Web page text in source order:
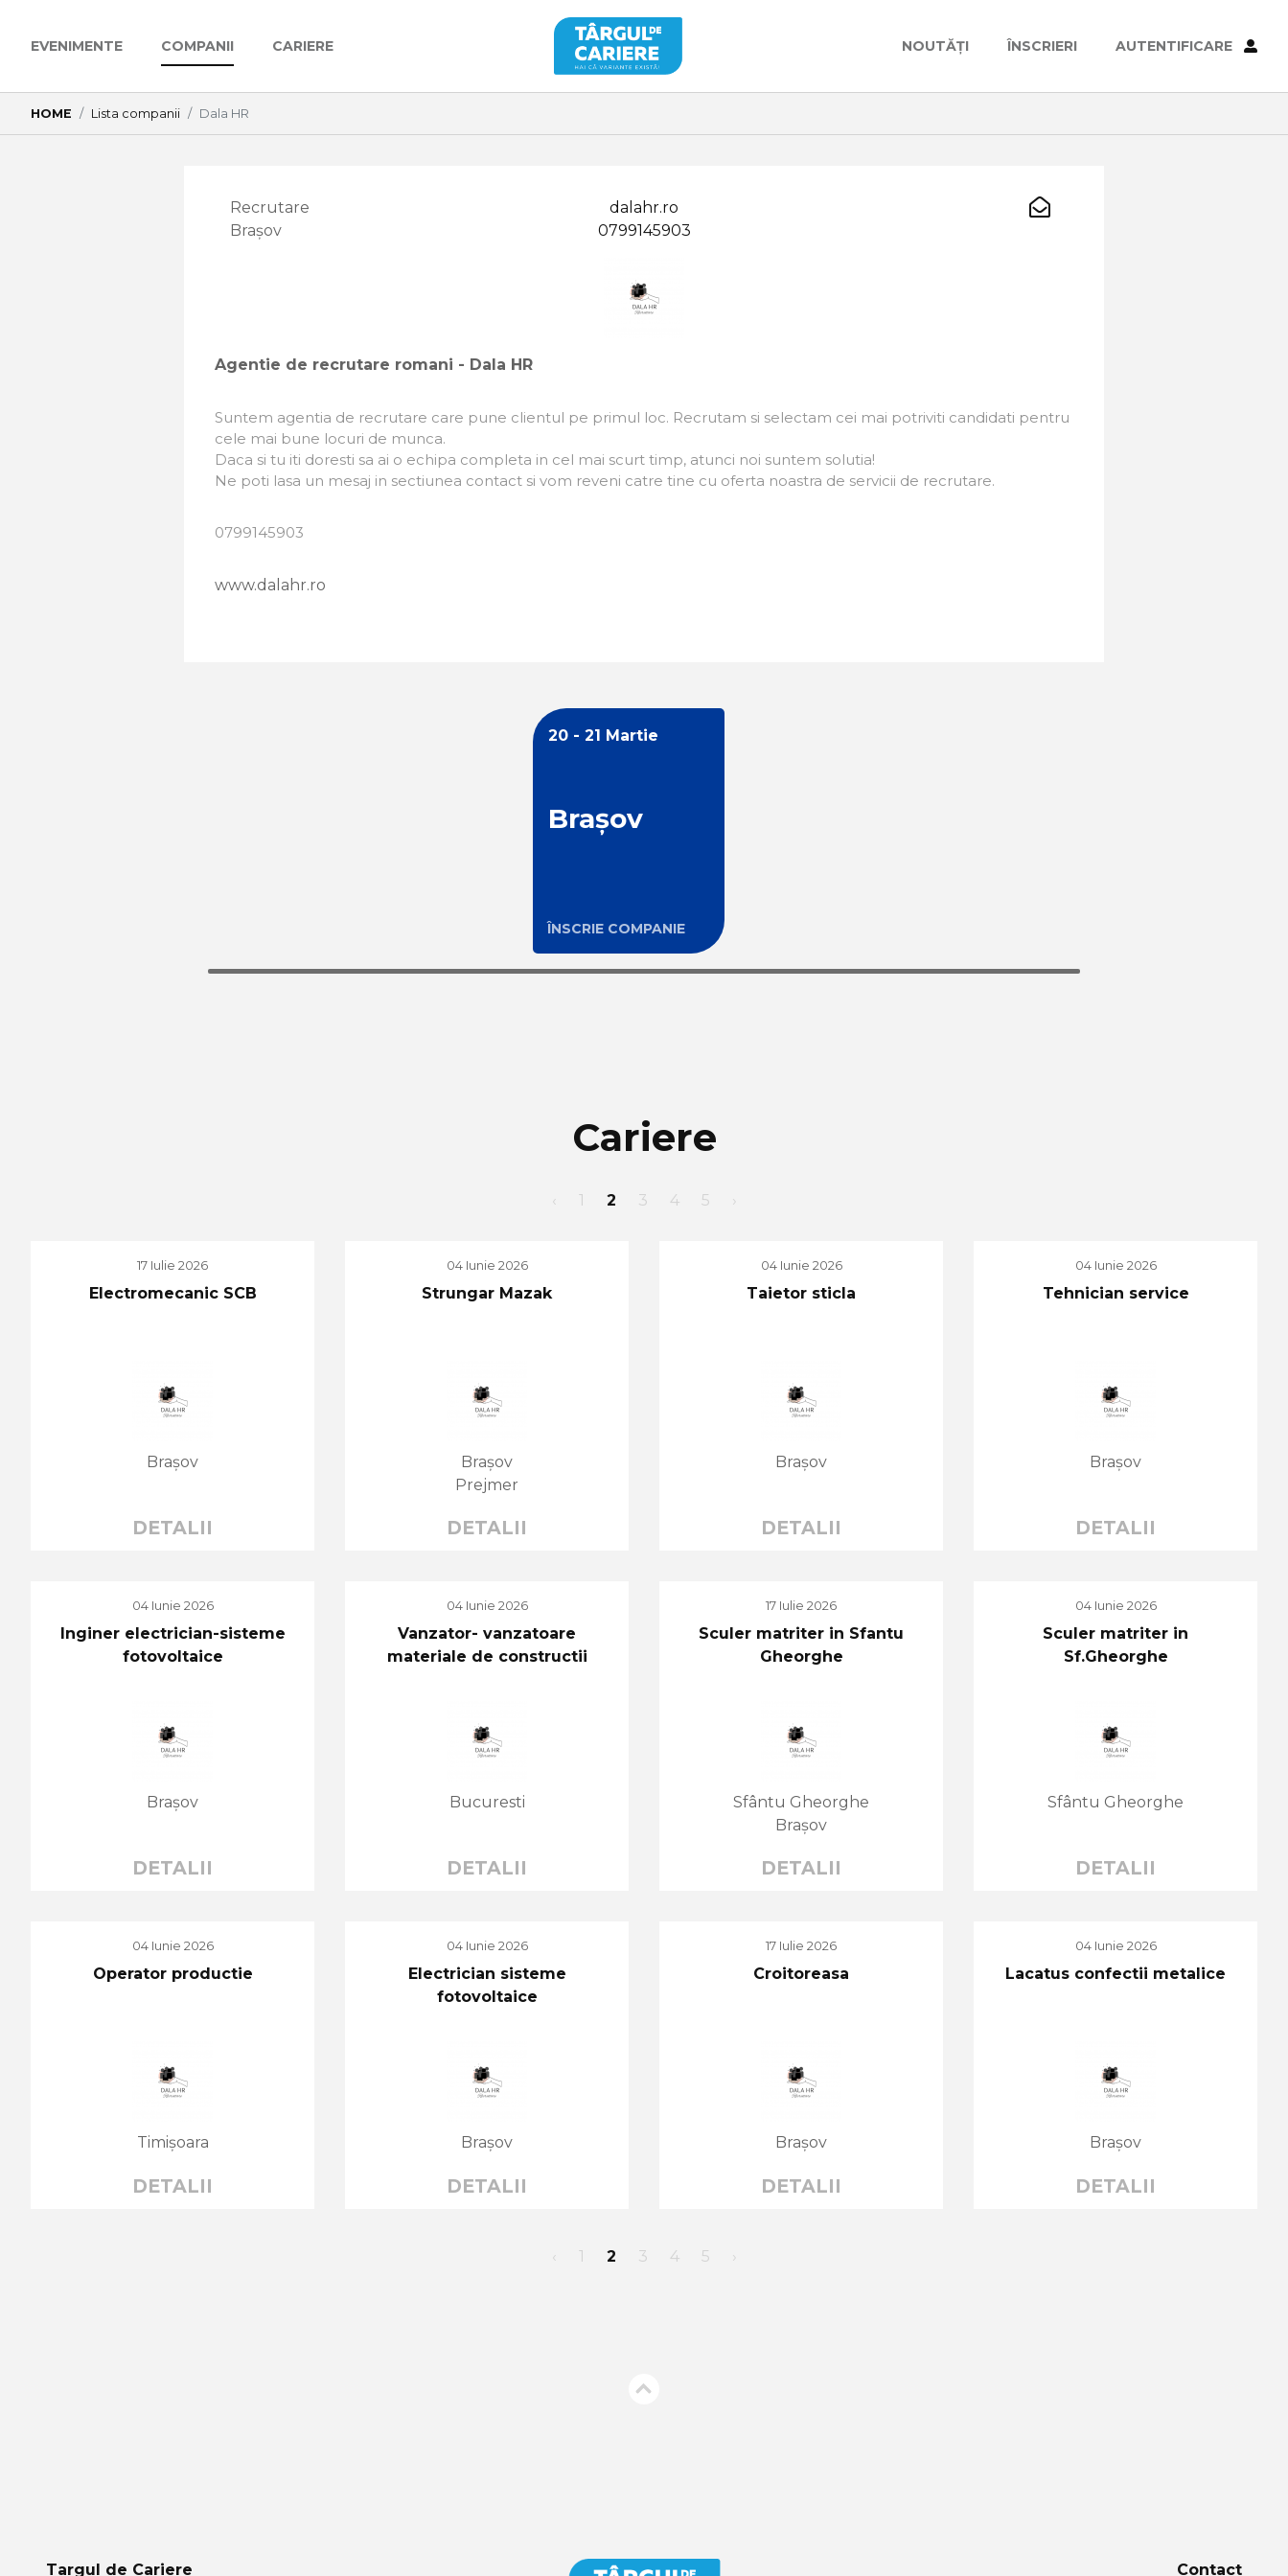
EVENIMENTE COMPANII CARIERE NOUTĂȚI ÎNSCRIERI AUTENTIFICARE
HOME Lista companii Dala HR
Recrutare
Brașov
dalahr.ro
0799145903
Agentie de recrutare romani - Dala HR
Suntem agentia de recrutare care pune clientul pe primul loc. Recrutam si selectam cei mai potriviti candidati pentru
cele mai bune locuri de munca.
Daca si tu iti doresti sa ai o echipa completa in cel mai scurt timp, atunci noi suntem solutia!
Ne poti lasa un mesaj in sectiunea contact si vom reveni catre tine cu oferta noastra de servicii de recrutare.
0799145903
www.dalahr.ro
20 - 21 Martie
Brașov
ÎNSCRIE COMPANIE
Cariere
‹ 1 2 3 4 5 ›
17 Iulie 2026
Electromecanic SCB
Brașov
DETALII
04 Iunie 2026
Strungar Mazak
Brașov
Prejmer
DETALII
04 Iunie 2026
Taietor sticla
Brașov
DETALII
04 Iunie 2026
Tehnician service
Brașov
DETALII
04 Iunie 2026
Inginer electrician-sisteme
fotovoltaice
Brașov
DETALII
04 Iunie 2026
Vanzator- vanzatoare
materiale de constructii
Bucuresti
DETALII
17 Iulie 2026
Sculer matriter in Sfantu
Gheorghe
Sfântu Gheorghe
Brașov
DETALII
04 Iunie 2026
Sculer matriter in
Sf.Gheorghe
Sfântu Gheorghe
DETALII
04 Iunie 2026
Operator productie
Timișoara
DETALII
04 Iunie 2026
Electrician sisteme
fotovoltaice
Brașov
DETALII
17 Iulie 2026
Croitoreasa
Brașov
DETALII
04 Iunie 2026
Lacatus confectii metalice
Brașov
DETALII
‹ 1 2 3 4 5 ›
Targul de Cariere Contact